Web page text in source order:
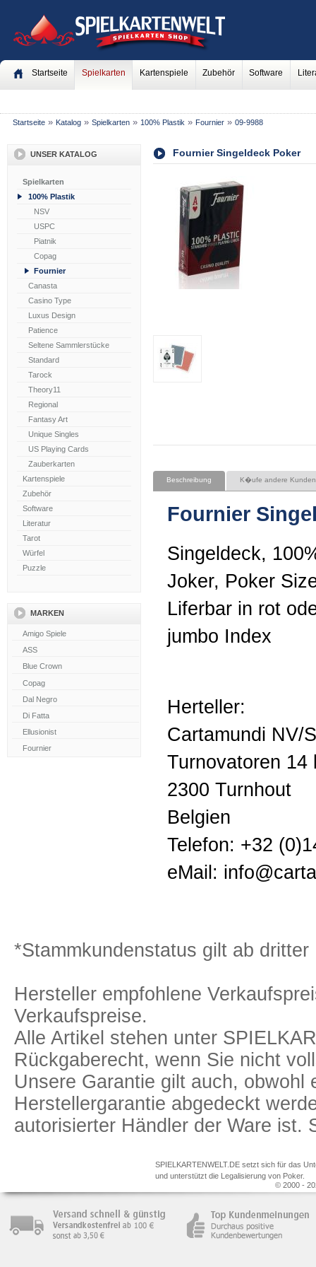
Startseite Spielkarten Kartenspiele Zubehör Software
Startseite » Katalog » Spielkarten » 100% Plastik » Fournier » 09-9988
UNSER KATALOG
Spielkarten
100% Plastik
NSV
USPC
Piatnik
Copag
Fournier
Canasta
Casino Type
Luxus Design
Patience
Seltene Sammlerstücke
Standard
Tarock
Theory11
Regional
Fantasy Art
Unique Singles
US Playing Cards
Zauberkarten
Kartenspiele
Zubehör
Software
Literatur
Tarot
Würfel
Puzzle
MARKEN
Fournier Singeldeck Poker
Beschreibung K�ufe andere Kunden
Fournier
Singeldeck,
Joker, Poker
Liferbar in rot
jumbo Index
Herteller:
Cartamundi NV/
Turnovatoren 14
2300 Turnhout
Belgien
Telefon: +32
eMail:
*Stammkundenstatus gilt ab dritter
Hersteller empfohlene
Verkaufspreise.
Alle Artikel stehen unter
Rückgaberecht, wenn Sie nicht
Unsere Garantie gilt auch, obwohl
Herstellergarantie abgedeckt
autorisierter Händler der Ware ist.
SPIELKARTENWELT.DE setzt sich für das
und unterstützt die Legalisierung von Poker.
© 2000 -